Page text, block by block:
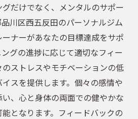
だけでなく、メンタルのサポー
川区西五反田のパーソナルジム
ナーがあなたの目標達成をサポ
グの進捗に応じて適切なフィー
ストレスやモチベーションの低
スを提供します。個々の感情や
、心と身体の両面での健やかな
となります。フィードバックの